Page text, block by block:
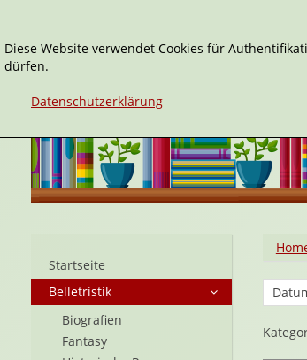
Startseite
Belletristik
Biografien
Fantasy
Diese Website verwendet Cookies für
dürfen.
Datenschutzerklärung